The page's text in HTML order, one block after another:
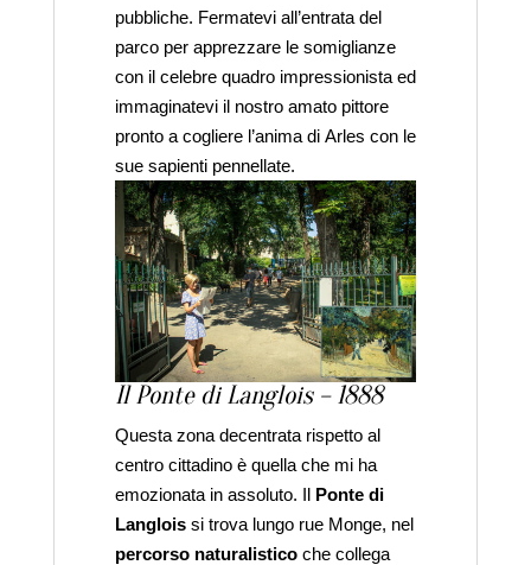
pubbliche. Fermatevi all’entrata del
parco per apprezzare le somiglianze
con il celebre quadro impressionista ed
immaginatevi il nostro amato pittore
pronto a cogliere l’anima di Arles con le
sue sapienti pennellate.
Il Ponte di Langlois – 1888
Questa zona decentrata rispetto al
centro cittadino è quella che mi ha
emozionata in assoluto. Il Ponte di
Langloissi trova lungo rue Monge, nel
percorso naturalisticoche collega